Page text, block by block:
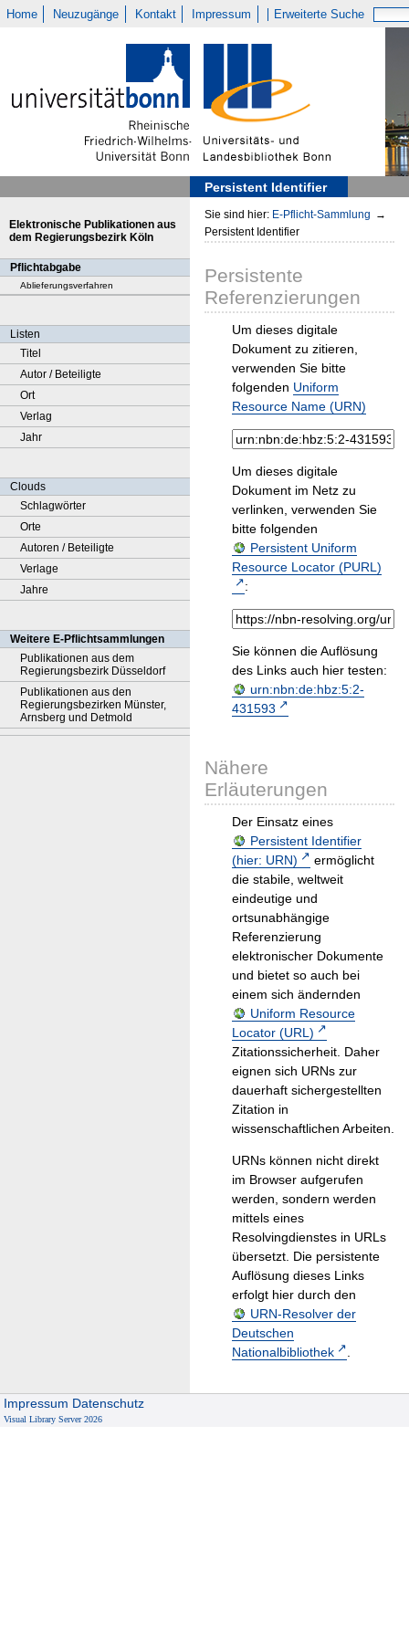
Home Neuzugänge Kontakt Impressum Erweiterte Suche
Persistent Identifier
Elektronische Publikationen aus
dem Regierungsbezirk Köln
Pflichtabgabe
Ablieferungsverfahren
Listen
Titel
Autor / Beteiligte
Ort
Verlag
Jahr
Clouds
Schlagwörter
Orte
Autoren / Beteiligte
Verlage
Jahre
Weitere E-Pflichtsammlungen
Publikationen aus dem
Regierungsbezirk Düsseldorf
Publikationen aus den
Regierungsbezirken Münster,
Arnsberg und Detmold
Sie sind hier: E-Pflicht-Sammlung →
Persistent Identifier
Persistente
Referenzierungen
Um dieses digitale
Dokument zu zitieren,
verwenden Sie bitte
folgenden Uniform
Resource Name (URN)
Um dieses digitale
Dokument im Netz zu
verlinken, verwenden Sie
bitte folgenden
Persistent Uniform
Resource Locator (PURL)
:
Sie können die Auflösung
des Links auch hier testen:
urn:nbn:de:hbz:5:2-
431593
Nähere
Erläuterungen
Der Einsatz eines
Persistent Identifier
(hier: URN)
ermöglicht
die stabile, weltweit
eindeutige und
ortsunabhängige
Referenzierung
elektronischer Dokumente
und bietet so auch bei
einem sich ändernden
Uniform Resource
Locator (URL)
Zitationssicherheit. Daher
eignen sich URNs zur
dauerhaft sichergestellten
Zitation in
wissenschaftlichen Arbeiten.
URNs können nicht direkt
im Browser aufgerufen
werden, sondern werden
mittels eines
Resolvingdienstes in URLs
übersetzt. Die persistente
Auflösung dieses Links
erfolgt hier durch den
URN-Resolver der
Deutschen
Nationalbibliothek
.
Impressum Datenschutz
Visual Library Server 2026